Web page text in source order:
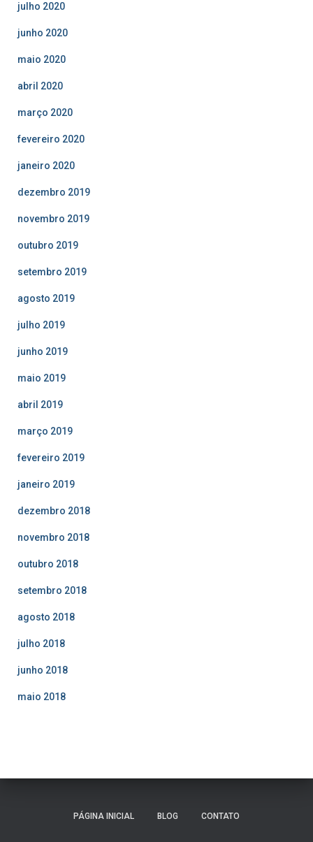
julho 2020
junho 2020
maio 2020
abril 2020
março 2020
fevereiro 2020
janeiro 2020
dezembro 2019
novembro 2019
outubro 2019
setembro 2019
agosto 2019
julho 2019
junho 2019
maio 2019
abril 2019
março 2019
fevereiro 2019
janeiro 2019
dezembro 2018
novembro 2018
outubro 2018
setembro 2018
agosto 2018
julho 2018
junho 2018
maio 2018
PÁGINA INICIAL BLOG CONTATO